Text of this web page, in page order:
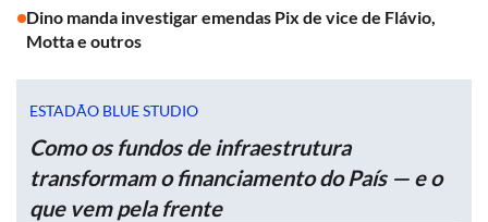
Dino manda investigar emendas Pix de vice de Flávio,
Motta e outros
ESTADÃO BLUE STUDIO
Como os fundos de infraestrutura
transformam o financiamento do País — e o
que vem pela frente